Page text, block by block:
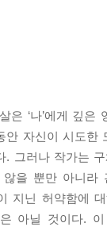
로만 문장을 구
치, 의욕이 담긴
답하기도 했다.
도 슬프게 묘사하
은 ‘나’에게 깊
안 자신이 시도
. 그러나 작가는
을 뿐만 아니라
지닌 허약함에
아닐 것이다.